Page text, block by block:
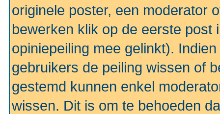
originele poster, een moderator
bewerken klik op de eerste post
opiniepeiling mee gelinkt).
gebruikers de peiling wissen of
gestemd kunnen enkel
wissen. Dit is om te behoeden